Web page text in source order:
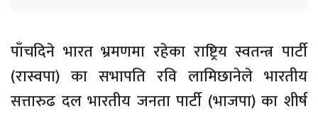
पाँचदिने भारत भ्रमणमा रहेका राष्ट्रिय स्वतन्त्र पार्टी
(रास्वपा) का सभापति रवि लामिछानेले भारतीय
सत्तारुढ दल भारतीय जनता पार्टी (भाजपा) का शीर्ष